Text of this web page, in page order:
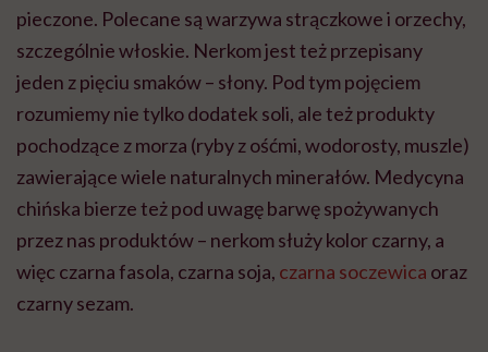
pieczone. Polecane są warzywa strączkowe i orzechy,
szczególnie włoskie. Nerkom jest też przepisany
jeden z pięciu smaków – słony. Pod tym pojęciem
rozumiemy nie tylko dodatek soli, ale też produkty
pochodzące z morza (ryby z ośćmi, wodorosty, muszle)
zawierające wiele naturalnych minerałów. Medycyna
chińska bierze też pod uwagę barwę spożywanych
przez nas produktów – nerkom służy kolor czarny, a
więc czarna fasola, czarna soja, czarna soczewica oraz
czarny sezam.